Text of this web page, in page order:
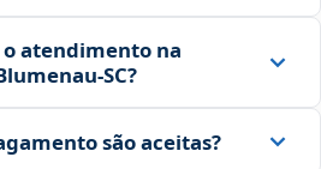
o atendimento na
são aceitas?